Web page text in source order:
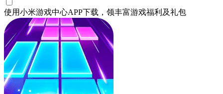
使用小米游戏中心APP下载 ，领丰富游戏福利 及礼包